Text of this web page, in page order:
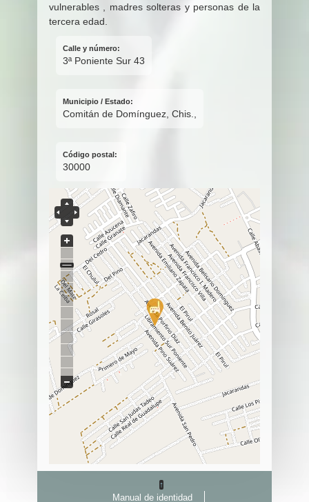
vulnerables , madres solteras y personas de la
tercera edad.
Calle y número:
3ª Poniente Sur 43
Municipio / Estado:
Comitán de Domínguez, Chis.,
Código postal:
30000
↑
Manual de identidad